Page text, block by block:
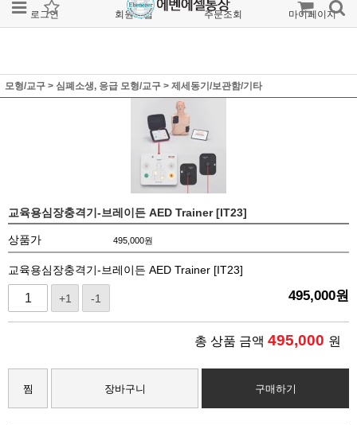
로그인 회원가입 주문조회 마이페이지
모형/교구 > 심폐소생, 응급 모형/교구 > 제세동기/보관함/기타
교육용심장충격기-브레이든 AED Trainer [IT23]
상품가 495,000원
교육용심장충격기-브레이든 AED Trainer [IT23]
+1 -1 495,000원
총 상품 금액 495,000 원
찜 장바구니 구매하기